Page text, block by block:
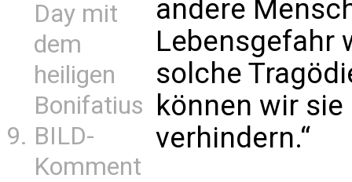
Day mit
dem
heiligen
Bonifatius
BILD-
Komment
andere
Lebensgefahr
solche
können wir
verhindern.“